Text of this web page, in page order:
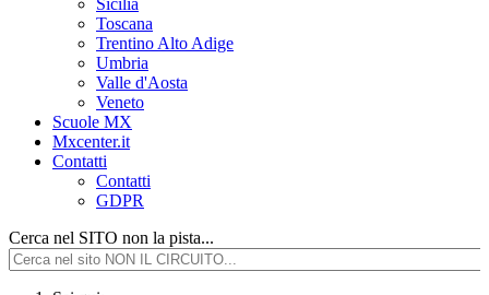
Sicilia
Toscana
Trentino Alto Adige
Umbria
Valle d'Aosta
Veneto
Scuole MX
Mxcenter.it
Contatti
Contatti
GDPR
Cerca nel SITO non la pista...